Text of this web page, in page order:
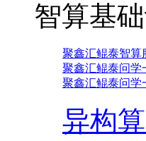
智算基
聚鑫汇鲲泰智算
聚鑫汇鲲泰问学
聚鑫汇鲲泰问学
异构